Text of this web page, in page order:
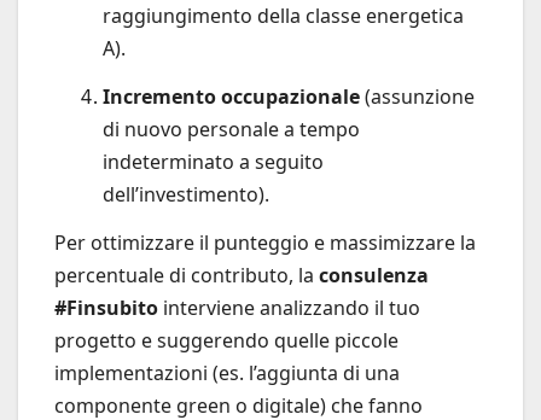
raggiungimento della classe energetica
A).
Incremento occupazionale(assunzione
di nuovo personale a tempo
indeterminato a seguito
dell’investimento).
Per ottimizzare il punteggio e massimizzare la
percentuale di contributo, la consulenza
#Finsubito interviene analizzando il tuo
progetto e suggerendo quelle piccole
implementazioni (es. l’aggiunta di una
componente green o digitale) che fanno